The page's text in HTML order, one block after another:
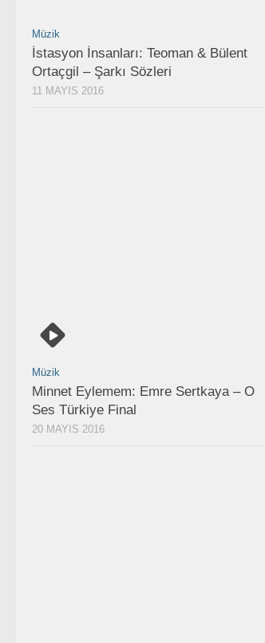
Müzik
İstasyon İnsanları: Teoman & Bülent
Ortaçgil – Şarkı Sözleri
11 MAYIS 2016
Müzik
Minnet Eylemem: Emre Sertkaya – O
Ses Türkiye Final
20 MAYIS 2016